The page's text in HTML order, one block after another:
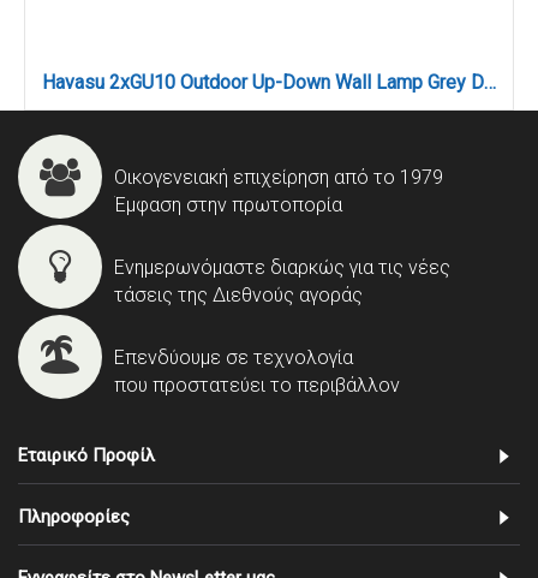
Havasu 2xGU10 Outdoor Up-Down Wall Lamp Grey D:14.7cmx9cm (80200334)
Οικογενειακή επιχείρηση από το 1979
Έμφαση στην πρωτοπορία
Ενημερωνόμαστε διαρκώς για τις νέες
τάσεις της Διεθνούς αγοράς
Επενδύουμε σε τεχνολογία
που προστατεύει το περιβάλλον
Εταιρικό Προφίλ
Πληροφορίες